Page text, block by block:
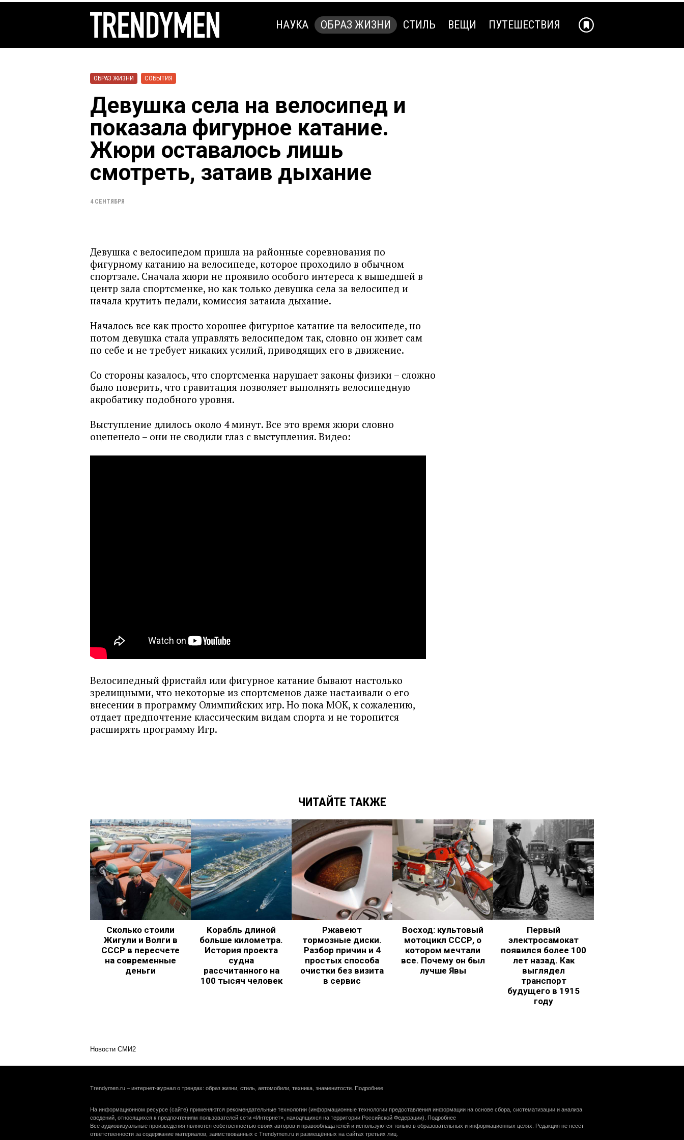
НАУКА ОБРАЗ ЖИЗНИ СТИЛЬ ВЕЩИ ПУТЕШЕСТВИЯ
ОБРАЗ ЖИЗНИ СОБЫТИЯ
Девушка села на велосипед и
показала фигурное катание.
Жюри оставалось лишь
смотреть, затаив дыхание
4 СЕНТЯБРЯ
Девушка с велосипедом пришла на районные соревнования по
фигурному катанию на велосипеде, которое проходило в обычном
спортзале. Сначала жюри не проявило особого интереса к вышедшей в
центр зала спортсменке, но как только девушка села за велосипед и
начала крутить педали, комиссия затаила дыхание.
Началось все как просто хорошее фигурное катание на велосипеде, но
потом девушка стала управлять велосипедом так, словно он живет сам
по себе и не требует никаких усилий, приводящих его в движение.
Со стороны казалось, что спортсменка нарушает законы физики – сложно
было поверить, что гравитация позволяет выполнять велосипедную
акробатику подобного уровня.
Выступление длилось около 4 минут. Все это время жюри словно
оцепенело – они не сводили глаз с выступления. Видео:
Велосипедный фристайл или фигурное катание бывают настолько
зрелищными, что некоторые из спортсменов даже настаивали о его
внесении в программу Олимпийских игр. Но пока МОК, к сожалению,
отдает предпочтение классическим видам спорта и не торопится
расширять программу Игр.
ЧИТАЙТЕ ТАКЖЕ
Сколько стоили
Жигули и Волги в
СССР в пересчете
на современные
деньги
Корабль длиной
больше километра.
История проекта
судна
рассчитанного на
100 тысяч человек
Ржавеют
тормозные диски.
Разбор причин и 4
простых способа
очистки без визита
в сервис
Восход: культовый
мотоцикл СССР, о
котором мечтали
все. Почему он был
лучше Явы
Первый
электросамокат
появился более 100
лет назад. Как
выглядел
транспорт
будущего в 1915
году
Новости СМИ2
Trendymen.ru – интернет-журнал о трендах: образ жизни, стиль, автомобили, техника, знаменитости. Подробнее
На информационном ресурсе (сайте) применяются рекомендательные технологии (информационные технологии предоставления информации на основе сбора, систематизации и анализа
сведений, относящихся к предпочтениям пользователей сети «Интернет», находящихся на территории Российской Федерации). Подробнее
Все аудиовизуальные произведения являются собственностью своих авторов и правообладателей и используются только в образовательных и информационных целях. Редакция не несёт
ответственности за содержание материалов, заимствованных с Trendymen.ru и размещённых на сайтах третьих лиц.